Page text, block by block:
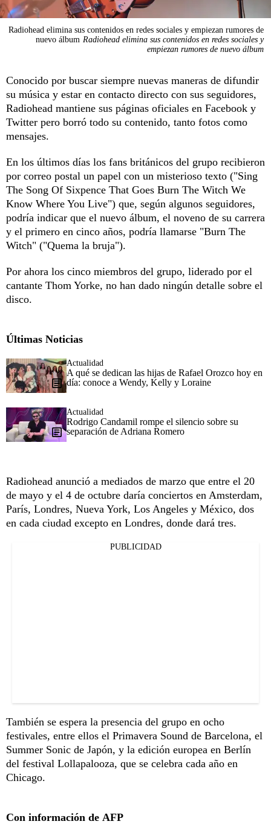
Radiohead elimina sus contenidos en redes sociales y empiezan rumores de
nuevo álbum Radiohead elimina sus contenidos en redes sociales y
empiezan rumores de nuevo álbum
Conocido por buscar siempre nuevas maneras de difundir
su música y estar en contacto directo con sus seguidores,
Radiohead mantiene sus páginas oficiales en Facebook y
Twitter pero borró todo su contenido, tanto fotos como
mensajes.
En los últimos días los fans británicos del grupo recibieron
por correo postal un papel con un misterioso texto ("Sing
The Song Of Sixpence That Goes Burn The Witch We
Know Where You Live") que, según algunos seguidores,
podría indicar que el nuevo álbum, el noveno de su carrera
y el primero en cinco años, podría llamarse "Burn The
Witch" ("Quema la bruja").
Por ahora los cinco miembros del grupo, liderado por el
cantante Thom Yorke, no han dado ningún detalle sobre el
disco.
Últimas Noticias
Actualidad
A qué se dedican las hijas de Rafael Orozco hoy en
día: conoce a Wendy, Kelly y Loraine
Actualidad
Rodrigo Candamil rompe el silencio sobre su
separación de Adriana Romero
Radiohead anunció a mediados de marzo que entre el 20
de mayo y el 4 de octubre daría conciertos en Amsterdam,
París, Londres, Nueva York, Los Angeles y México, dos
en cada ciudad excepto en Londres, donde dará tres.
PUBLICIDAD
También se espera la presencia del grupo en ocho
festivales, entre ellos el Primavera Sound de Barcelona, el
Summer Sonic de Japón, y la edición europea en Berlín
del festival Lollapalooza, que se celebra cada año en
Chicago.
Con información de AFP